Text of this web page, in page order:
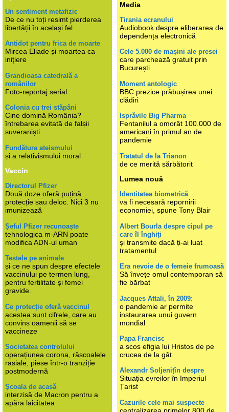
Un sentiment metafizic
De ce nu toți resimt pierderea
libertății în același fel
Antidot pentru frica de moarte
Mircea Eliade și moartea ca
inițiere
Grandioasa catedrală a
românilor
Foto-reportaj serial
Colonia cu trei stăpâni
Cine domină România?
întrebarea evitată de falșii
suveraniști
Fundătura ateismului
și a relativismului moral
Vaccin
Directorul Pfizer
Două doze oferă puțină
protecție sau deloc. Nici 3 nu
imunizează
Șeful Pfizer recunoaște
tehnologica m-ARN poate
modifica ADN-ul uman
Testele pe animale
și ce ne spun despre efectele
vaccinului pe termen lung,
pentru fertilitate și femei
gravide.
Ce protecție oferă vaccinul
acestea sunt cifrele, care au
convins oamenii să se
vaccineze
Societatea controlului
operațiunea corona, răscoalele
rasiale, piese într-o tranziție
postmodernă
Școala de acasă
interzisă de Macron pentru a
apăra laicitatea
Media
Tirania ecranului
Audiobook despre eliberarea de
dependența electronică
Cele 5.000 de mașini ale presei
care parchează gratuit prin
București
Moment antologic
BBC prezice prăbușirea unei
clădiri
Isprăvile Big Pharma
Fentanilul a omorât 100.000 de
americani în primul an de
pandemie
Tratatul de la Trianon
de ce merită sărbătorit
Lumea nouă
Identitatea biometrică
va fi necesară repornirii
economiei, spune Tony Blair
Albert Bourla despre cipul pe
care îl înghiți
și transmite dacă ți-ai luat
tratamentul
Era nevoie de o femeie frumoasă
Să învețe omul contemporan să
fie bărbat
Jacques Attali, în 2009:
o pandemie ar permite
instaurarea unui guvern
mondial
Papa Francisc
a scos efigia lui Hristos de pe
crucea de la gât
Alexandr Soljenițîn despre
Situația evreilor în Imperiul
Țarist
Cazurile cele mai suspecte
centralizarea primelor 800 de